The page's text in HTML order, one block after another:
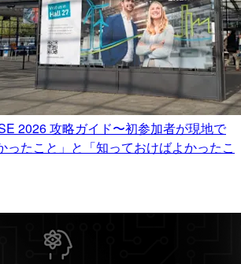
2026 攻略ガイド〜初参加者が現地で
ったこと」と「知っておけばよかったこ